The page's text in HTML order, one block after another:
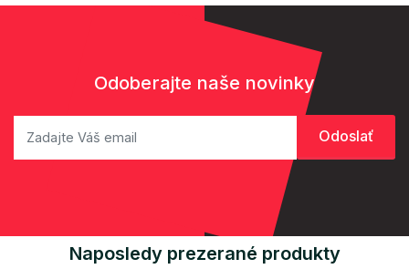
Odoberajte naše novinky
Naposledy prezerané produkty